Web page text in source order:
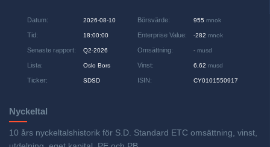
Datum: 2026-08-10
Tid: 18:00:00
Senaste rapport: Q2-2026
Lista: Oslo Bors
Ticker: SDSD
Börsvärde: 955 mnok
Enterprise Value: -282 mnok
Omsättning: - musd
Vinst: 6,62 musd
ISIN: CY0101550917
Nyckeltal
10 års nyckeltalshistorik för S.D. Standard ETC omsättning, vinst,